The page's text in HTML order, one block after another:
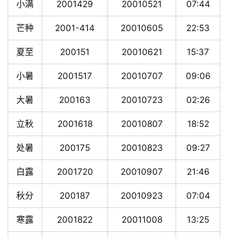
小满 2001429 20010521 07:44
芒种 2001-414 20010605 22:53
夏至 200151 20010621 15:37
小暑 2001517 20010707 09:06
大暑 200163 20010723 02:26
立秋 2001618 20010807 18:52
处暑 200175 20010823 09:27
白露 2001720 20010907 21:46
秋分 200187 20010923 07:04
寒露 2001822 20011008 13:25